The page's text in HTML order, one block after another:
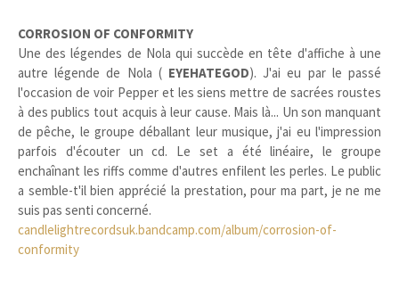
CORROSION OF CONFORMITY
Une des légendes de Nola qui succède en tête d'affiche à une
autre légende de Nola ( EYEHATEGOD). J'ai eu par le passé
l'occasion de voir Pepper et les siens mettre de sacrées roustes
à des publics tout acquis à leur cause. Mais là... Un son manquant
de pêche, le groupe déballant leur musique, j'ai eu l'impression
parfois d'écouter un cd. Le set a été linéaire, le groupe
enchaînant les riffs comme d'autres enfilent les perles. Le public
a semble-t'il bien apprécié la prestation, pour ma part, je ne me
suis pas senti concerné.
candlelightrecordsuk.bandcamp.com/album/corrosion-of-
conformity